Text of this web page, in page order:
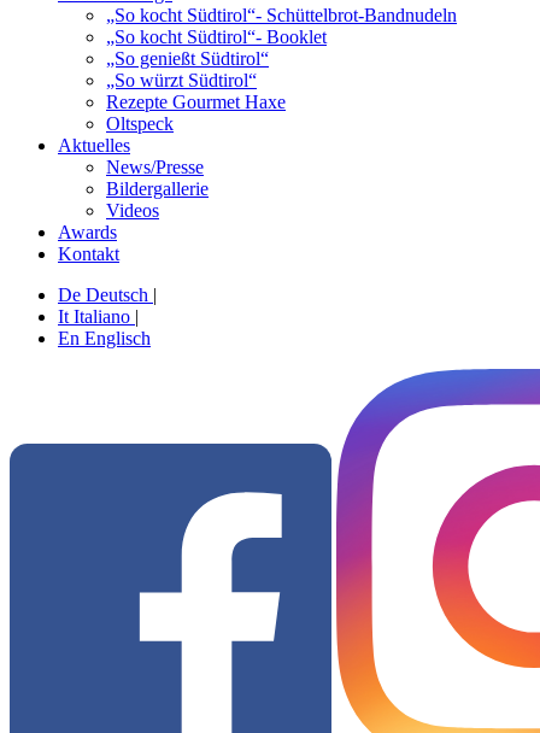
„So kocht Südtirol“- Schüttelbrot-Bandnudeln
„So kocht Südtirol“- Booklet
„So genießt Südtirol“
„So würzt Südtirol“
Rezepte Gourmet Haxe
Oltspeck
Aktuelles
News/Presse
Bildergallerie
Videos
Awards
Kontakt
De Deutsch |
It Italiano |
En Englisch